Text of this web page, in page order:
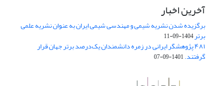
آخرین اخبار
برگزیده شدن نشریه شیمی و مهندسی شیمی ایران به عنوان نشریه علمی
برتر1404-09-11
۴۸۱ پژوهشگر ایرانی در زمره دانشمندان یک‌درصد برتر جهان قرار
گرفتند.1401-09-07